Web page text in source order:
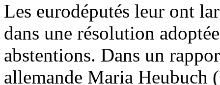
Les eurodéputés leur ont
dans une résolution
abstentions. Dans un
allemande Maria Heubuch